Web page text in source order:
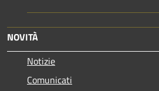
NOVITÀ
Notizie
Comunicati